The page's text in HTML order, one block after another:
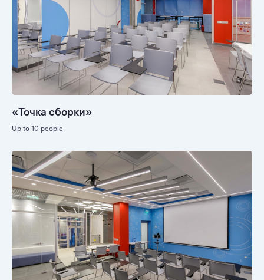
«Точка сборки»
Up to 10 people